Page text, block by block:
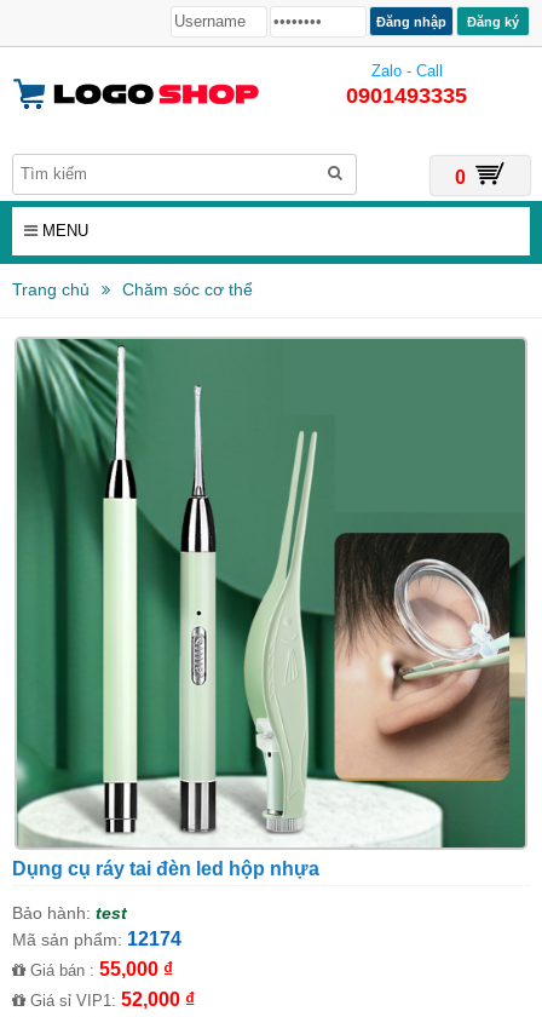
Đăng ký
Zalo - Call
0901493335
0
MENU
Trang chủ Chăm sóc cơ thể
Dụng cụ ráy tai đèn led hộp nhựa
Bảo hành: test
Mã sản phẩm: 12174
Giá bán : 55,000 ₫
Giá sỉ VIP1: 52,000 ₫